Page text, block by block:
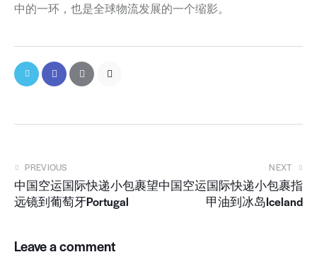
中的一环，也是全球物流发展的一个缩影。
PREVIOUS
中国空运国际快递小包裹望
远镜到葡萄牙Portugal
NEXT
中国空运国际快递小包裹指
甲油到冰岛Iceland
Leave a comment